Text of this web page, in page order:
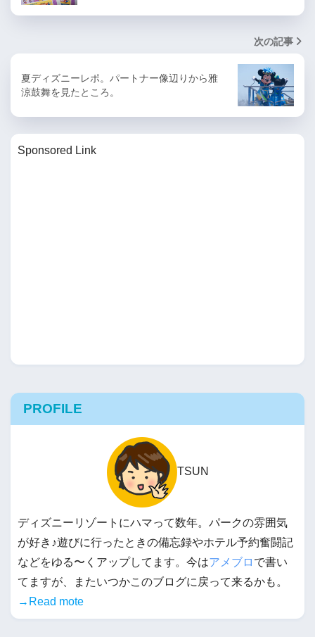
次の記事
夏ディズニーレポ。パートナー像辺りから雅
涼鼓舞を見たところ。
Sponsored Link
PROFILE
TSUN
ディズニーリゾートにハマって数年。パークの雰囲気
が好き♪遊びに行ったときの備忘録やホテル予約奮闘記
などをゆる〜くアップしてます。今はアメブロ で書い
てますが、またいつかこのブログに戻って来るかも。
→Read mote